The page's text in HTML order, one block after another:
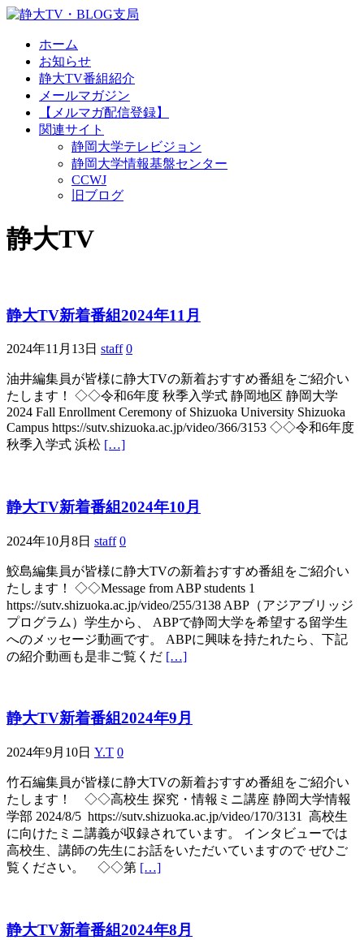
ホーム
お知らせ
静大TV番組紹介
メールマガジン
【メルマガ配信登録】
関連サイト
静岡大学テレビジョン
静岡大学情報基盤センター
CCWJ
旧ブログ
静大TV
静大TV新着番組2024年11月
2024年11月13日 staff 0
油井編集員が皆様に静大TVの新着おすすめ番組をご紹介い
たします！ ◇◇令和6年度 秋季入学式 静岡地区 静岡大学
2024 Fall Enrollment Ceremony of Shizuoka University Shizuoka
Campus https://sutv.shizuoka.ac.jp/video/366/3153 ◇◇令和6年度
秋季入学式 浜松 […]
静大TV新着番組2024年10月
2024年10月8日 staff 0
鮫島編集員が皆様に静大TVの新着おすすめ番組をご紹介い
たします！ ◇◇Message from ABP students 1
https://sutv.shizuoka.ac.jp/video/255/3138 ABP（アジアブリッジ
プログラム）学生から、 ABPで静岡大学を希望する留学生
へのメッセージ動画です。 ABPに興味を持たれたら、下記
の紹介動画も是非ご覧くだ […]
静大TV新着番組2024年9月
2024年9月10日 Y.T 0
竹石編集員が皆様に静大TVの新着おすすめ番組をご紹介い
たします！ ◇◇高校生 探究・情報ミニ講座 静岡大学情報
学部 2024/8/5 https://sutv.shizuoka.ac.jp/video/170/3131 高校生
に向けたミニ講義が収録されています。 インタビューでは
高校生、講師の先生にお話をいただいていますので ぜひご
覧ください。 ◇◇第 […]
静大TV新着番組2024年8月